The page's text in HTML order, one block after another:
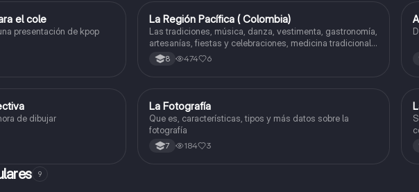
el cole
presentación de kpop
Artes
La Región Pacífica ( Colombia)
Las tradiciones, música, danza, vestimenta, gastronomía,
artesanías, fiestas y celebraciones, medicina tradicional,
ritmos e instrumentos musicales.
8 474 6
de dibujar
Artes
La Fotografía
Que es, características, tipos y más datos sobre la
fotografía
7 184 3
9